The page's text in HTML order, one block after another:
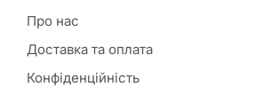
Про нас
Доставка та оплата
Конфіденційність